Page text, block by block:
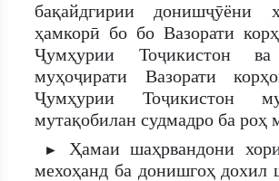
бақайдгирии донишҷӯёни
ҳамкорӣ бо бо Вазорати
Ҷумҳурии Тоҷикистон
муҳоҷирати Вазорати
Ҷумҳурии Тоҷикистон
мутақобилан судмадро ба роҳ
►
Ҳамаи шаҳрвандони
мехоҳанд ба донишгоҳ дохил